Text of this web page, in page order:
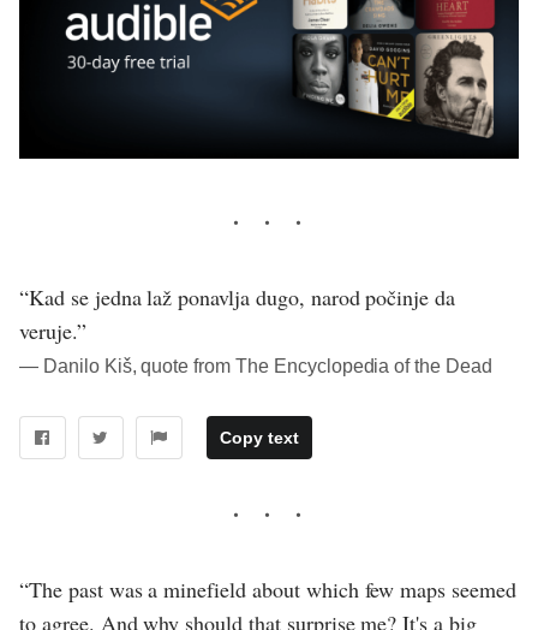
“Kad se jedna laž ponavlja dugo, narod počinje da
veruje.”
― Danilo Kiš, quote from The Encyclopedia of the Dead
Copy text
“The past was a minefield about which few maps seemed
to agree. And why should that surprise me? It's a big